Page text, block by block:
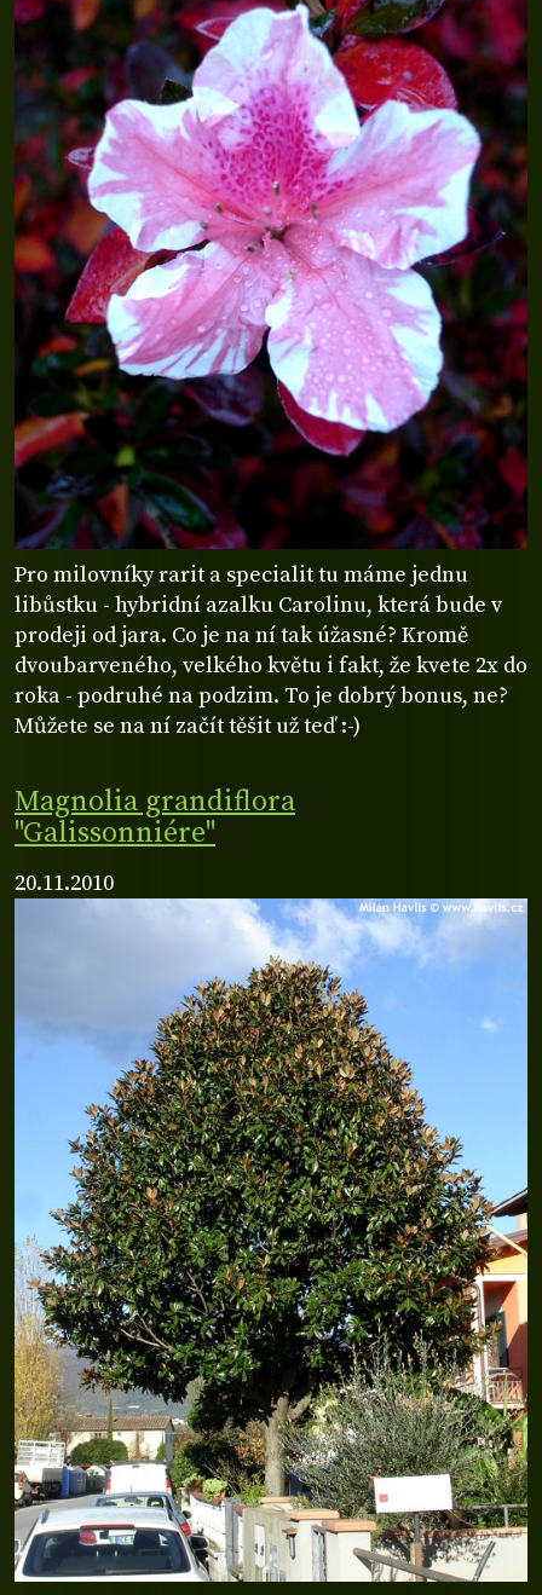
Pro milovníky rarit a specialit tu máme jednu
libůstku - hybridní azalku Carolinu, která bude v
prodeji od jara. Co je na ní tak úžasné? Kromě
dvoubarveného, velkého květu i fakt, že kvete 2x do
roka - podruhé na podzim. To je dobrý bonus, ne?
Můžete se na ní začít těšit už teď :-)
Magnolia grandiflora
"Galissonniére"
20.11.2010